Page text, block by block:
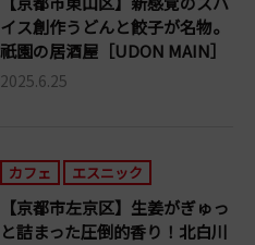
イス創作うどんと餃子が名物。
祇園の居酒屋［UDON MAIN］
2025.6.25
カフェ エスニック
【京都市左京区】生姜がぎゅっ
と詰まった圧倒的香り！北白川